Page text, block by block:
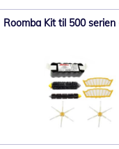
Roomba Kit til 500